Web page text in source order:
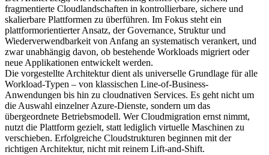
fragmentierte Cloudlandschaften in kontrollierbare, sichere und
skalierbare Plattformen zu überführen. Im Fokus steht ein
plattformorientierter Ansatz, der Governance, Struktur und
Wiederverwendbarkeit von Anfang an systematisch verankert, und
zwar unabhängig davon, ob bestehende Workloads migriert oder
neue Applikationen entwickelt werden.
Die vorgestellte Architektur dient als universelle Grundlage für alle
Workload-Typen – von klassischen Line-of-Business-
Anwendungen bis hin zu cloudnativen Services. Es geht nicht um
die Auswahl einzelner Azure-Dienste, sondern um das
übergeordnete Betriebsmodell. Wer Cloudmigration ernst nimmt,
nutzt die Plattform gezielt, statt lediglich virtuelle Maschinen zu
verschieben. Erfolgreiche Cloudstrukturen beginnen mit der
richtigen Architektur, nicht mit reinem Lift-and-Shift.